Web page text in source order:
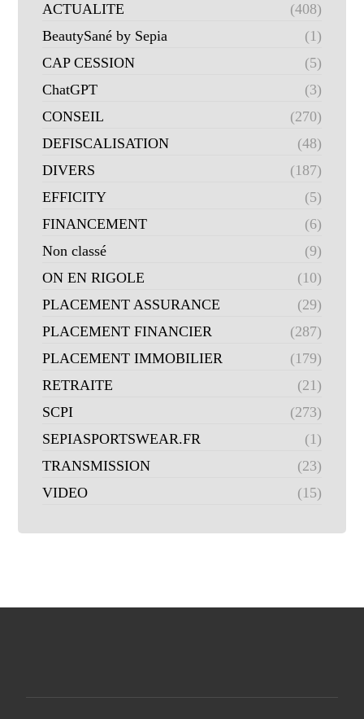
ACTUALITE
(408)
BeautySané by Sepia
(1)
CAP CESSION
(5)
ChatGPT
(3)
CONSEIL
(270)
DEFISCALISATION
(48)
DIVERS
(187)
EFFICITY
(5)
FINANCEMENT
(6)
Non classé
(9)
ON EN RIGOLE
(10)
PLACEMENT ASSURANCE
(29)
PLACEMENT FINANCIER
(287)
PLACEMENT IMMOBILIER
(179)
RETRAITE
(21)
SCPI
(273)
SEPIASPORTSWEAR.FR
(1)
TRANSMISSION
(23)
VIDEO
(15)